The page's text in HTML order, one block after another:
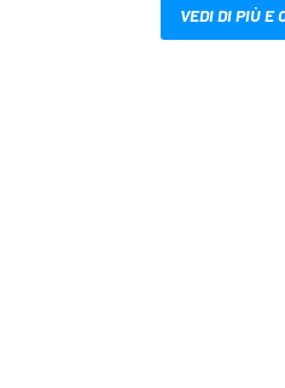
VEDI DI PIÙ E